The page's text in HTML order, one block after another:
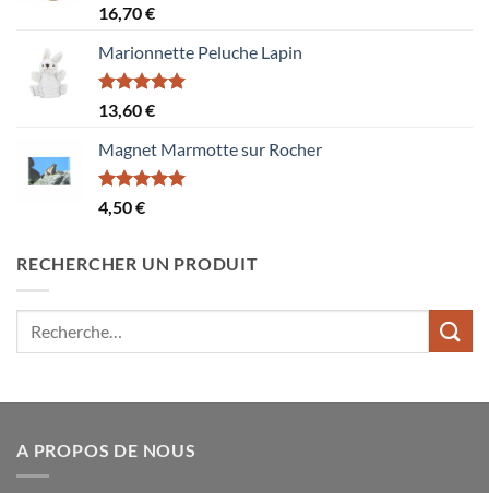
Note5.00
sur 5
16,70€
Marionnette Peluche Lapin
Note5.00
sur 5
13,60€
Magnet Marmotte sur Rocher
Note5.00
sur 5
4,50€
RECHERCHER UN PRODUIT
A PROPOS DE NOUS